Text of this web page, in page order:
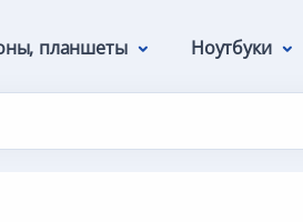
планшеты Ноутбуки